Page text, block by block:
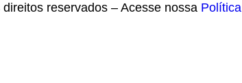
reservados – Acesse nossa